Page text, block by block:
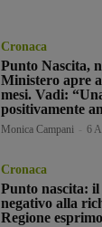
Cronaca
Punto Nascita,
Ministero apre
mesi. Vadi:
positivamente
Monica Campani 6
Cronaca
Punto nascita:
negativo alla
Regione